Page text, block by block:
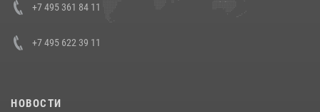
+7 495 361 84 11
+7 495 622 39 11
НОВОСТИ